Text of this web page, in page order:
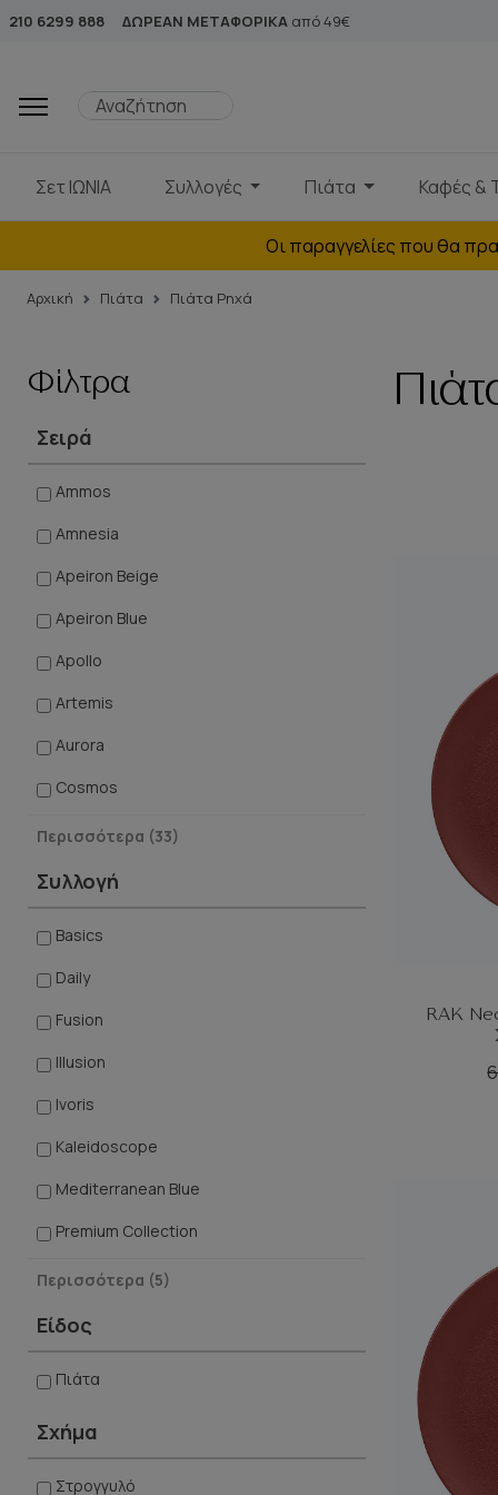
210 6299 888 ΔΩΡΕΑΝ ΜΕΤΑΦΟΡΙΚΑ από 49€
Σετ ΙΩΝΙΑ Συλλογές Πιάτα Καφές &
Οι παραγγελίες που θα
Αρχική Πιάτα Πιάτα Ρηχά
Φίλτρα
Σειρά
Ammos
Amnesia
Apeiron Beige
Apeiron Blue
Apollo
Artemis
Aurora
Cosmos
Ease
Ermioni
Euphoria
J'adore
Karbon
Kerrazzo
Krush
Kythera
Περισσότερα (33)
Συλλογή
Basics
Daily
Fusion
Illusion
Ivoris
Kaleidoscope
Mediterranean Blue
Premium Collection
Professional
Rakstone
Stoneware
Αχινός
Περισσότερα (5)
Είδος
Πιάτα
Σχήμα
Στρογγυλό
RAK